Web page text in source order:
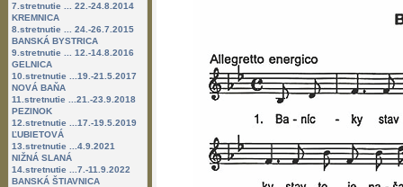
7.stretnutie ... 22.-24.8.2014
KREMNICA
8.stretnutie ... 24.-26.7.2015
BANSKÁ BYSTRICA
9.stretnutie ... 12.-14.8.2016
GELNICA
10.stretnutie ...19.-21.5.2017
NOVÁ BAŇA
11.stretnutie ...21.-23.9.2018
PEZINOK
12.stretnutie ...17.-19.5.2019
ĽUBIETOVÁ
13.stretnutie ...4.9.2021
NIŽNÁ SLANÁ
14.stretnutie ...7.-11.9.2022
BANSKÁ ŠTIAVNICA